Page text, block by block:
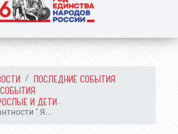
ПОСЛЕДНИЕ СОБЫТИЯ
И ДЕТИ...
" Я...